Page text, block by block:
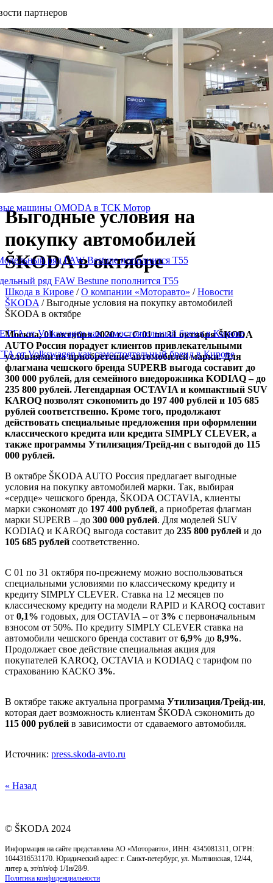
партнеров
машины OMODA в ТСК Мотор
ряд FAW Bestune пополнится T55
от Volkswagen как самостоятельный бренд в Кирове
Главная
О компании
Информация
о компании
условий
труда
сотрудников
Сервис
Общая
информация
Кузовной
ремонт
ТО и
ремонт
Гарантия
поддержка
ТО и
ремонт
Кузовные
работы
Запчасти и
аксессуары
Моторавто
Официальный дилер в Кирове
Выгодные условия на
покупку автомобилей
ŠKODA в октябре
Шкода в Кирове / О компании «Моторавто» / Новости
ŠKODA /Выгодные условия на покупку автомобилей
ŠKODA в октябре
Москва, 01 октября 2020 г. – С 01 по 31 октября ŠKODA
AUTO Россия порадует клиентов привлекательными
условиями на приобретение автомобилей марки. Для
флагмана чешского бренда SUPERB выгода составит до
300 000 рублей, для семейного внедорожника KODIAQ – до
235 800 рублей. Легендарная OCTAVIA и компактный SUV
KAROQ позволят сэкономить до 197 400 рублей и 105 685
рублей соответственно. Кроме того, продолжают
действовать специальные предложения при оформлении
классического кредита или кредита SIMPLY CLEVER, а
также программы Утилизация/Трейд-ин с выгодой до 115
000 рублей.
В октябре ŠKODA AUTO Россия предлагает выгодные
условия на покупку автомобилей марки. Так, выбирая
«сердце» чешского бренда, ŠKODA OCTAVIA, клиенты
марки сэкономят до 197 400 рублей, а приобретая флагман
марки SUPERB – до 300 000 рублей. Для моделей SUV
KODIAQ и KAROQ выгода составит до 235 800 рублей и до
105 685 рублей соответственно.
С 01 по 31 октября по-прежнему можно воспользоваться
специальными условиями по классическому кредиту и
кредиту SIMPLY CLEVER. Ставка на 12 месяцев по
классическому кредиту на модели RAPID и KAROQ составит
от 0,1% годовых, для OCTAVIA – от 3% с первоначальным
взносом от 50%. По кредиту SIMPLY CLEVER ставка на
автомобили чешского бренда составит от 6,9% до 8,9%.
Продолжает свое действие специальная акция для
покупателей KAROQ, OCTAVIA и KODIAQ с тарифом по
страхованию КАСКО 3%.
В октябре также актуальна программа Утилизация/Трейд-ин,
которая дает возможность клиентам ŠKODA сэкономить до
115 000 рублей в зависимости от сдаваемого автомобиля.
Источник: press.skoda-avto.ru
« Назад
© ŠKODA 2024
Информация на сайте представлена АО «Моторавто», ИНН: 4345081311, ОГРН:
1044316531170. Юридический адрес: г. Cанкт-петербург, ул. Мытнинская, 12/44,
литер а, эт/п/п/оф 1/1н/28/9.
Политика конфиденциальности